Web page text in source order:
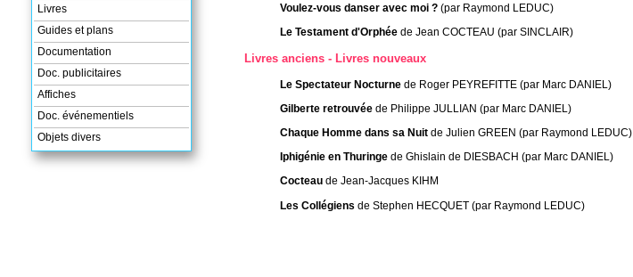
Voulez-vous danser avec moi ? (par Raymond LEDUC)
Le Testament d'Orphée de Jean COCTEAU (par SINCLAIR)
Livres anciens - Livres nouveaux
Le Spectateur Nocturne de Roger PEYREFITTE (par Marc DANIEL)
Gilberte retrouvée de Philippe JULLIAN (par Marc DANIEL)
Chaque Homme dans sa Nuit de Julien GREEN (par Raymond LEDUC)
Iphigénie en Thuringe de Ghislain de DIESBACH (par Marc DANIEL)
Cocteau de Jean-Jacques KIHM
Les Collégiens de Stephen HECQUET (par Raymond LEDUC)
Livres
Guides et plans
Documentation
Doc. publicitaires
Affiches
Doc. événementiels
Objets divers